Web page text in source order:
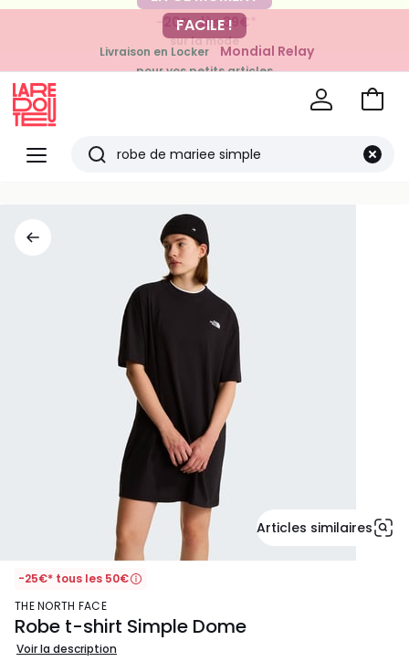
-20% dès 39€*
sur la mode
FACILE !
Livraison en Locker Mondial Relay
pour vos petits articles
Menu
Redoute
Rechercher
Voir
Articles similaires
-25€* tous les 50€
THE NORTH FACE
Robe t-shirt Simple Dome
Voir la description